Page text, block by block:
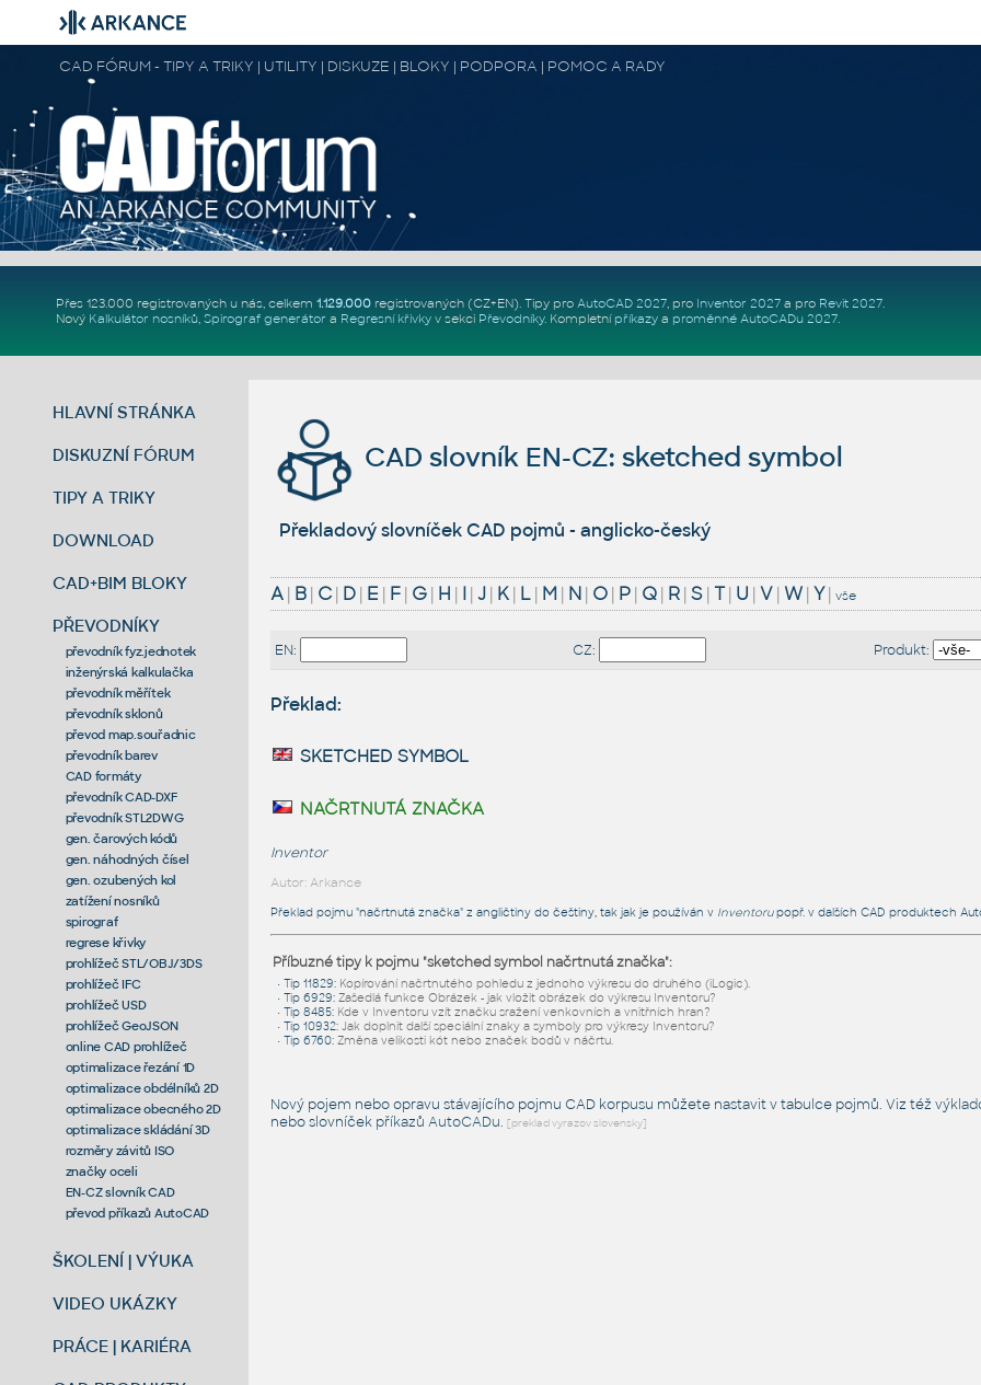
CAD FÓRUM - TIPY A TRIKY | UTILITY | DISKUZE | BLOKY | PODPORA | POMOC A RADY
Přes 123.000 registrovaných u nás, celkem 1.129.000registrovaných (CZ+EN). Tipy pro AutoCAD 2027, pro Inventor 2027a pro Revit 2027.
Nový Kalkulátor nosníků, Spirograf generátor a Regresní křivkyv sekci Převodníky. Kompletní příkazya proměnné AutoCADu 2027.
HLAVNÍ STRÁNKA
DISKUZNÍ FÓRUM
TIPY A TRIKY
DOWNLOAD
CAD+BIM BLOKY
PŘEVODNÍKY
převodník fyz.jednotek
inženýrská kalkulačka
převodník měřítek
převodník sklonů
převod map.souřadnic
převodník barev
CAD formáty
převodník CAD-DXF
převodník STL2DWG
gen. čarových kódů
gen. náhodných čísel
gen. ozubených kol
zatížení nosníků
spirograf
regrese křivky
prohlížeč STL/OBJ/3DS
prohlížeč IFC
prohlížeč USD
prohlížeč GeoJSON
online CAD prohlížeč
optimalizace řezání 1D
optimalizace obdélníků 2D
optimalizace obecného 2D
optimalizace skládání 3D
rozměry závitů ISO
značky oceli
EN-CZ slovník CAD
převod příkazů AutoCAD
ŠKOLENÍ | VÝUKA
VIDEO UKÁZKY
PRÁCE | KARIÉRA
CAD slovník EN-CZ: sketched symbol
Překladový slovníček CAD pojmů - anglicko-český
A| B| C| D| E | F| G| H | I | J| K| L| M | N| O| P| Q| R| S| T| U | V| W| Y| vše
EN: CZ: Produkt:
Překlad:
sketched symbol
načrtnutá značka
Inventor
Autor: Arkance
Překlad pojmu "načrtnutá značka" z angličtiny do češtiny, tak jak je používán v Inventorupopř. v dalších CAD produktech
Příbuzné tipy k pojmu "sketched symbol načrtnutá značka":
• Tip 11829: Kopírování načrtnutého pohledu z jednoho výkresu do druhého (iLogic).
• Tip 6929: Zašedlá funkce Obrázek - jak vložit obrázek do výkresu Inventoru?
• Tip 8485: Kde v Inventoru vzít značku sražení venkovních a vnitřních hran?
• Tip 10932: Jak doplnit další speciální znaky a symboly pro výkresy Inventoru?
• Tip 6760: Změna velikosti kót nebo značek bodů v náčrtu.
Nový pojem nebo opravu stávajícího pojmu CAD korpusu můžete nastavit v tabulce pojmů. Viz též
nebo slovníček příkazů AutoCADu. [preklad vyrazov slovensky]